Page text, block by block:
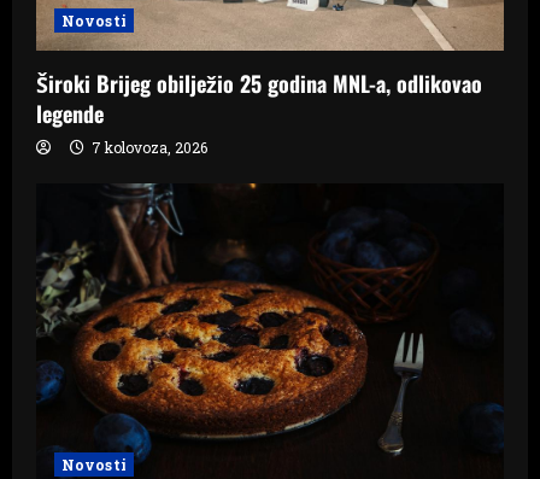
Novosti
Široki Brijeg obilježio 25 godina MNL-a, odlikovao
legende
7 kolovoza, 2026
Novosti